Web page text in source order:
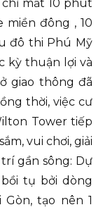
mất 10 phút
miền đông , 10
đô thi Phú Mỹ
kỳ thuận lợi và
giao thông đã
thời, việc cư
Tower tiếp
vui chơi, giải
gần sông: Dự
tụ bởi dòng
tạo nên 1